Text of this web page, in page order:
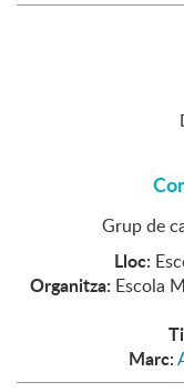
Grup de
Lloc:
Organitza: Escola
Marc: